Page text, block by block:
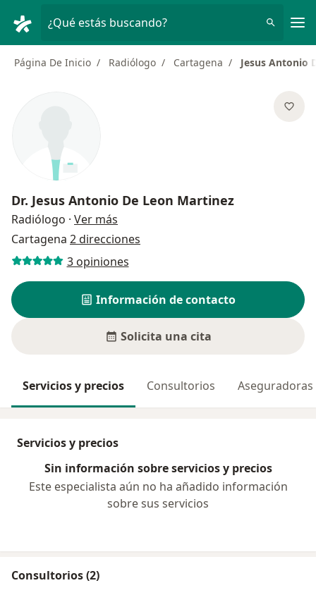
¿Qué estás buscando?
Página De Inicio Radiólogo Cartagena Jesus Antonio
Dr. Jesus Antonio De Leon Martinez
Radiólogo · Ver más
Cartagena 2 direcciones
3 opiniones
Información de contacto
Solicita una cita
Servicios y precios Consultorios Aseguradoras
Servicios y precios
Sin información sobre servicios y precios
Este especialista aún no ha añadido información
sobre sus servicios
Consultorios (2)